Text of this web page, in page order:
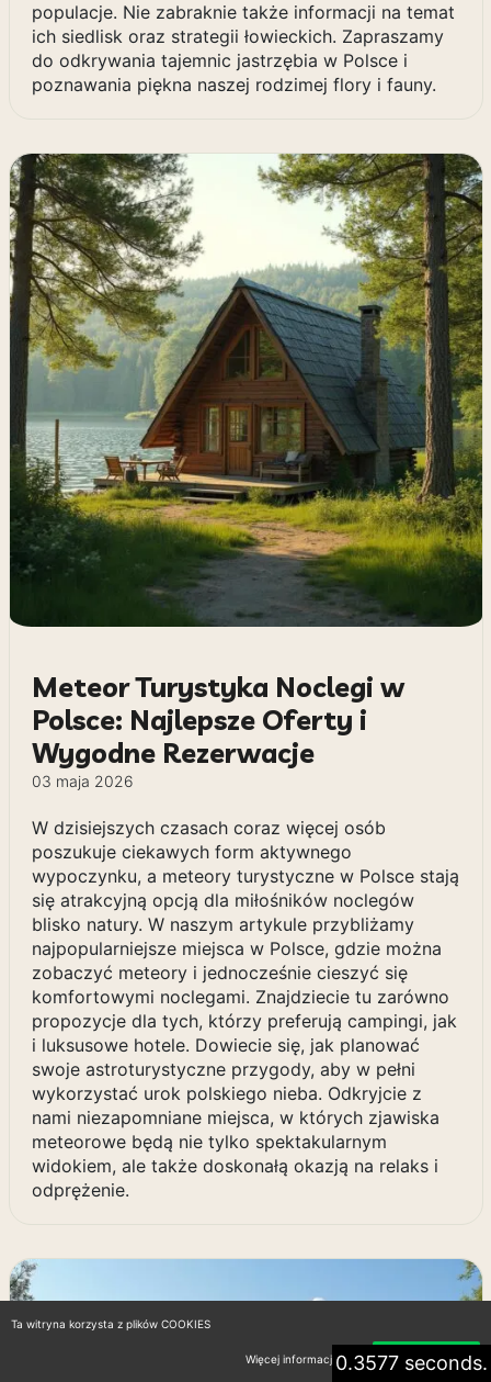
populacje. Nie zabraknie także informacji na temat
ich siedlisk oraz strategii łowieckich. Zapraszamy
do odkrywania tajemnic jastrzębia w Polsce i
poznawania piękna naszej rodzimej flory i fauny.
Meteor Turystyka Noclegi w
Polsce: Najlepsze Oferty i
Wygodne Rezerwacje
03 maja 2026
W dzisiejszych czasach coraz więcej osób
poszukuje ciekawych form aktywnego
wypoczynku, a meteory turystyczne w Polsce stają
się atrakcyjną opcją dla miłośników noclegów
blisko natury. W naszym artykule przybliżamy
najpopularniejsze miejsca w Polsce, gdzie można
zobaczyć meteory i jednocześnie cieszyć się
komfortowymi noclegami. Znajdziecie tu zarówno
propozycje dla tych, którzy preferują campingi, jak
i luksusowe hotele. Dowiecie się, jak planować
swoje astroturystyczne przygody, aby w pełni
wykorzystać urok polskiego nieba. Odkryjcie z
nami niezapomniane miejsca, w których zjawiska
meteorowe będą nie tylko spektakularnym
widokiem, ale także doskonałą okazją na relaks i
odprężenie.
0.3577 seconds.
Ta witryna korzysta z plików COOKIES
Więcej informacji Akceptuję